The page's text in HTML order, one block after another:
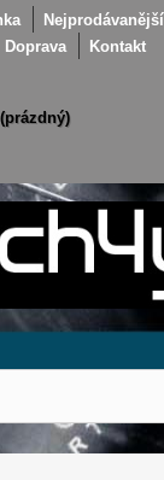
Nejprodávanější
Doprava Kontakt
(prázdný)